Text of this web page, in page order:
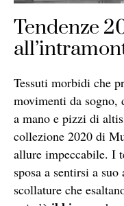
Tendenze
Tessuti morbidi che
movimenti da sogno,
a mano e pizzi di
collezione 2020 di
allure impeccabile. I
sposa a sentirsi a
scollature che